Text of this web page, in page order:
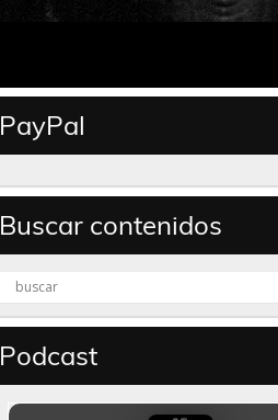
PayPal
Buscar contenidos
Podcast